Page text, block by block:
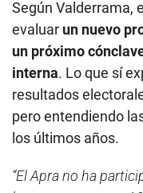
Según Valderrama,
evaluar un nuevo
un próximo
interna. Lo que sí
resultados
pero entendiendo
los últimos años.
“El Apra no ha